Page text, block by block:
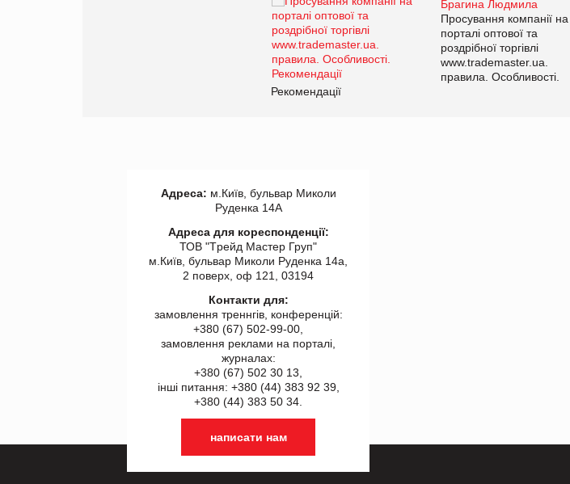
Брагина Людмила
Просування компанії на
порталі оптової та
роздрібної торгівлі
www.trademaster.ua.
правила. Особливості.
Рекомендації
Адреса: м.Київ, бульвар Миколи
Руденка 14А
Адреса для кореспонденції:
ТОВ "Tрейд Мастер Груп"
м.Київ, бульвар Миколи Руденка 14а,
2 поверх, оф 121, 03194
Контакти для:
замовлення треннгів, конференцій:
+380 (67) 502-99-00,
замовлення реклами на порталі,
журналах:
+380 (67) 502 30 13,
інші питання: +380 (44) 383 92 39,
+380 (44) 383 50 34.
написати нам